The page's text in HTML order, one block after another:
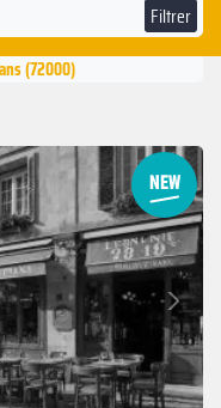
Filtrer
(72000)
Suivant